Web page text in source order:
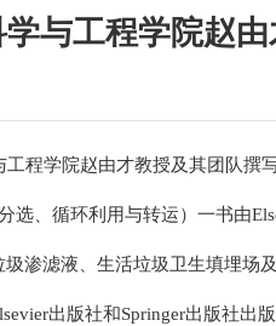
学与工程学院赵
程学院赵由才教授及其团队撰
选、循环利用与转运）一书由
渗滤液、生活垃圾卫生填埋场
出版社和Springer出版社出版